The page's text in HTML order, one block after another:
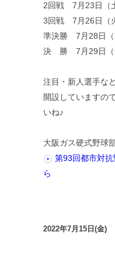
2回戦 7月23日（
3回戦 7月26日（
準決勝 7月28日（
決 勝 7月29日（
注目・新人選手な
開設していますの
いね♪
大阪ガス硬式野球
第93回都市対
ら
2022年7月15日(金)